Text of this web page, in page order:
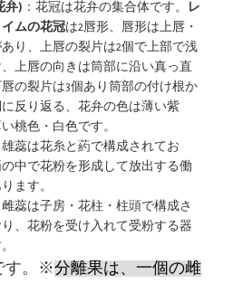
弁) ：花冠は花弁の集合体です。
レ
ムの花冠は2唇形、唇形は上唇・
あり、上唇の裂片は2個で上部で浅
、上唇の向きは筒部に沿い真っ直
唇の裂片は3個あり筒部の付け根か
に反り返る、花弁の色は薄い紫
桃色・白色です。
雄蕊は花糸と葯で構成されてお
の中で花粉を形成して放出する働
ます。
雌蕊は子房・花柱・柱頭で構成さ
、花粉を受け入れて受粉する器
す。※分離果は、一個の雌